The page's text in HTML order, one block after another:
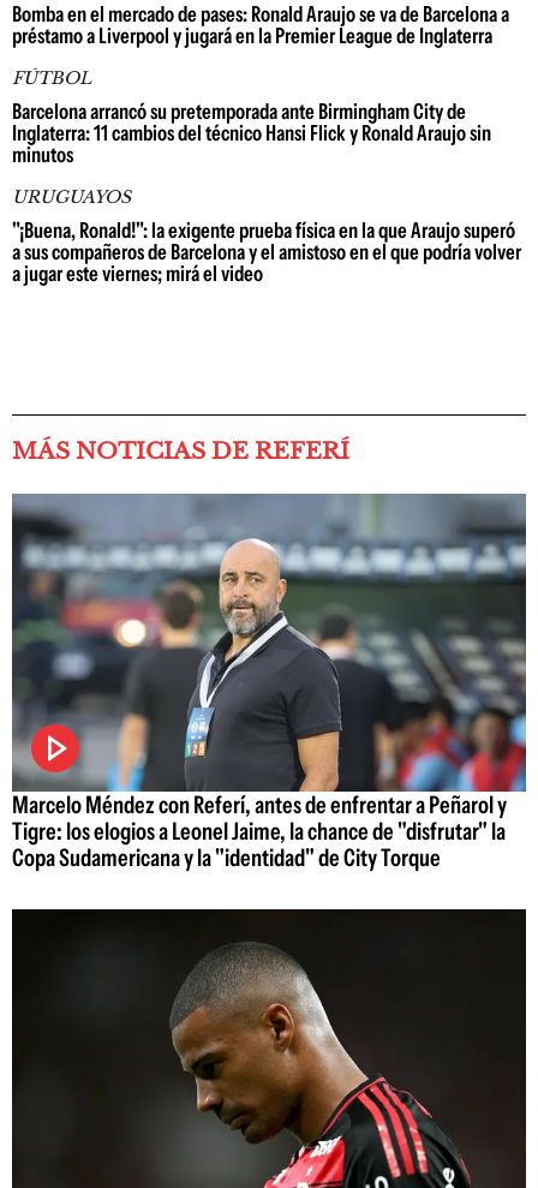
Bomba en el mercado de pases: Ronald Araujo se va de Barcelona a
préstamo a Liverpool y jugará en la Premier League de Inglaterra
FÚTBOL
Barcelona arrancó su pretemporada ante Birmingham City de
Inglaterra: 11 cambios del técnico Hansi Flick y Ronald Araujo sin
minutos
URUGUAYOS
"¡Buena, Ronald!": la exigente prueba física en la que Araujo superó
a sus compañeros de Barcelona y el amistoso en el que podría volver
a jugar este viernes; mirá el video
MÁS NOTICIAS DE REFERÍ
Marcelo Méndez con Referí, antes de enfrentar a Peñarol y
Tigre: los elogios a Leonel Jaime, la chance de "disfrutar" la
Copa Sudamericana y la "identidad" de City Torque